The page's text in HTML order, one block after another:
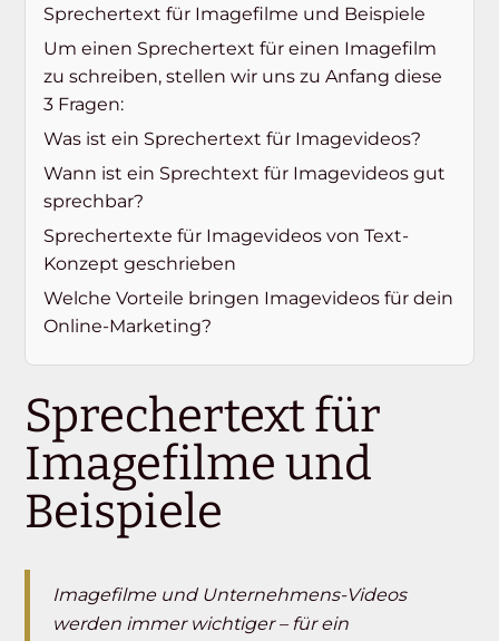
Sprechertext für Imagefilme und Beispiele
Um einen Sprechertext für einen Imagefilm
zu schreiben, stellen wir uns zu Anfang diese
3 Fragen:
Was ist ein Sprechertext für Imagevideos?
Wann ist ein Sprechtext für Imagevideos gut
sprechbar?
Sprechertexte für Imagevideos von Text-
Konzept geschrieben
Welche Vorteile bringen Imagevideos für dein
Online-Marketing?
Sprechertext für
Imagefilme und
Beispiele
Imagefilme und Unternehmens-Videos
werden immer wichtiger – für ein